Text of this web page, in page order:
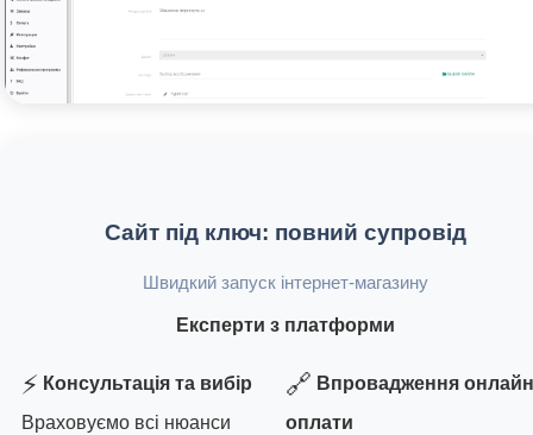
Сайт під ключ: повний супровід
Швидкий запуск інтернет-магазину
Експерти з платформи
⚡ Консультація та вибір
Враховуємо всі нюанси
🔗 Впровадження
оплати